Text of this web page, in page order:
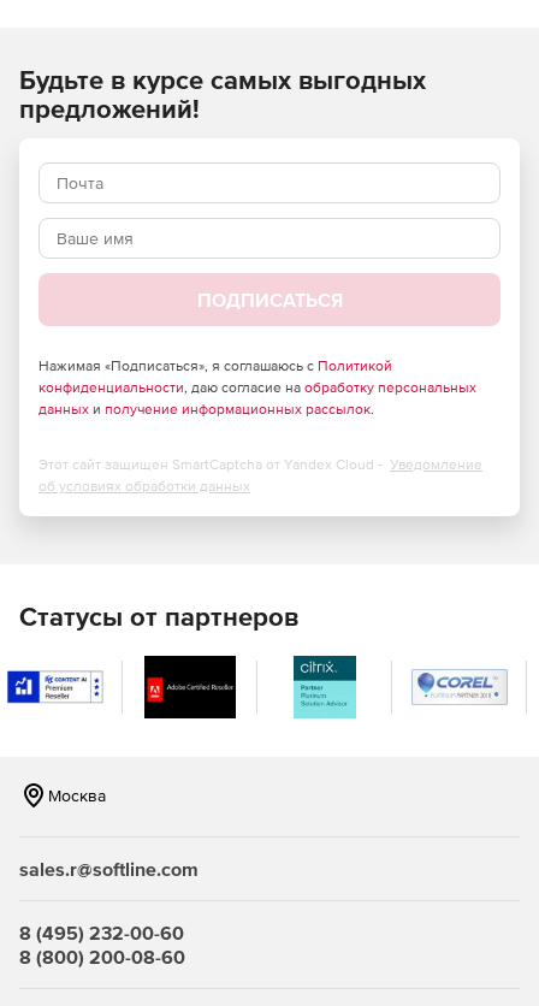
Основные возможности:
Широкий набор очень точных и производительных
поверхности как: в виде карты изолиний так и в виде
трехмерного изображения с фотографической
местоположение источника света, относительный
градиент наклона, тип затенения и цвет, а также
компоновка различных изображений на одном
Неограниченная карта проектирования.
сетки из различных систем координат, а также дает
свободу и экономию времени при создании карты.
Установка на 64-битную версию. Позволяет работать
Моментальное отображение внесенных изменений.
изменений на карте благодаря расширенным
Прорисовка плавных кривых линий. Добавлен новый
инструмент для сглаживания кривых линий, что
Будьте в курсе самых выгодных
предложений!
ПОДПИСАТЬСЯ
Нажимая «Подписаться», я соглашаюсь с Политикой
конфиденциальности, даю согласие на обработку персональных
данных и получение информационных рассылок.
Этот сайт защищен SmartCaptcha от Yandex Cloud - Уведомление
об условиях обработки данных
Статусы от партнеров
Москва
sales.r@softline.com
8 (495) 232-00-60
8 (800) 200-08-60